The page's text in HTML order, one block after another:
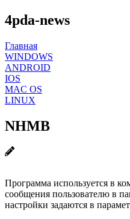
4pda-news
Главная
WINDOWS
ANDROID
IOS
MAC OS
LINUX
NHMB
Программа используется в
сообщения пользователю в
настройки задаются в